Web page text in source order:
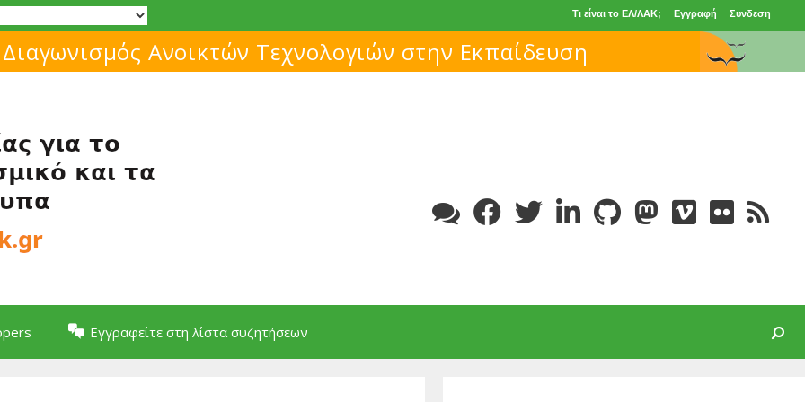
Τι είναι το ΕΛ/ΛΑΚ; Εγγραφή Συνδεση
Μάθε για το ελεύθερο λογισμικό!
Εγγραφείτε στη λίστα συζητήσεων Search